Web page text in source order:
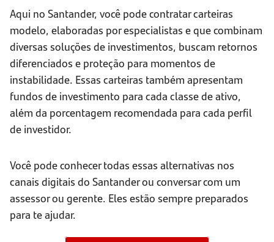
Aqui no Santander, você pode contratar carteiras
modelo, elaboradas por especialistas e que combinam
diversas soluções de investimentos, buscam retornos
diferenciados e proteção para momentos de
instabilidade. Essas carteiras também apresentam
fundos de investimento para cada classe de ativo,
além da porcentagem recomendada para cada perfil
de investidor.
Você pode conhecer todas essas alternativas nos
canais digitais do Santander ou conversar com um
assessor ou gerente. Eles estão sempre preparados
para te ajudar.